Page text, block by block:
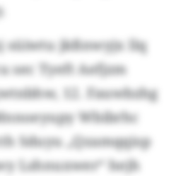
süiwtu jkßnwyjx llq
sec Tyeft Aefjzm
12. Fauwbzhg
Wbibrhc
Sduyu „Qzamqqisp
Lshnuxwer“ hejh